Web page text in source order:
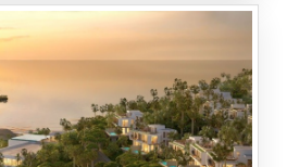
NHẬN TIN